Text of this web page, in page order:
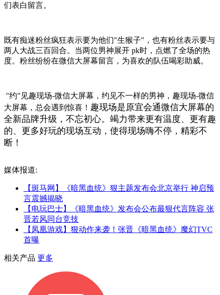
们表白留言。
既有痴迷粉丝疯狂表示要为他们"生猴子"，也有粉丝表示要与
两人大战三百回合。当两位男神展开 pk时，点燃了全场的热
度。粉丝纷纷在微信大屏幕留言，为喜欢的队伍喝彩助威。
"约"见趣现场-微信大屏幕，约见不一样的男神，趣现场-微信
大屏幕，总会遇到惊喜！ 趣现场是原宜会通微信大屏幕的
全新品牌升级，不忘初心。竭力带来更有温度、更有趣
的、更多好玩的现场互动，使得现场嗨不停，精彩不
断！
媒体报道:
【斑马网】《暗黑血统》狠主题发布会北京举行 神启预
言震撼揭晓
【电玩巴士】《暗黑血统》发布会公布最狠代言阵容 张
晋若风同台竞技
【凤凰游戏】狠动作来袭！张晋《暗黑血统》魔幻TVC
首曝
相关产品 更多